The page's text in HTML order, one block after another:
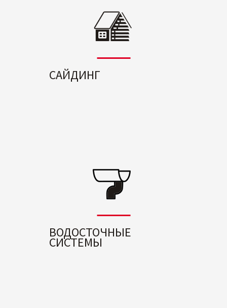
САЙДИНГ
ВОДОСТОЧНЫЕ
СИСТЕМЫ